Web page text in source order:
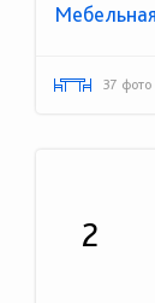
37 фото
2